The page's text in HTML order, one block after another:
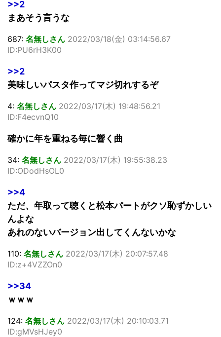
>>2
まあそう言うな
687: 名無しさん 2022/03/18(金) 03:14:56.67
ID:PU6rH3K00
>>2
美味しいパスタ作ってマジ切れするぞ
4: 名無しさん 2022/03/17(木) 19:48:56.21
ID:F4ecvnQ10
確かに年を重ねる毎に響く曲
34: 名無しさん 2022/03/17(木) 19:55:38.23
ID:ODodHsOL0
>>4
ただ、年取って聴くと松本パートがクソ恥ずかしい
んよな
あれのないバージョン出してくんないかな
110: 名無しさん 2022/03/17(木) 20:07:57.48
ID:z+4VZZOn0
>>34
ｗｗｗ
124: 名無しさん 2022/03/17(木) 20:10:03.71
ID:gMVsHJey0